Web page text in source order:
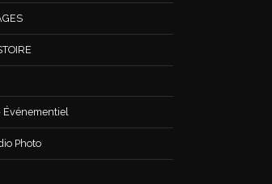
Événementiel
Photo